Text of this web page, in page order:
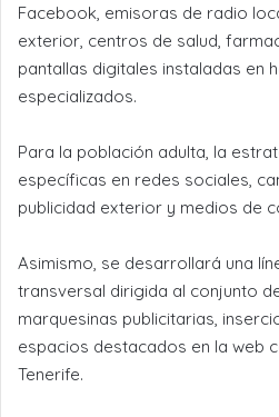
Facebook, emisoras de radio
exterior, centros de salud,
pantallas digitales instaladas en
especializados.
Para la población adulta, la
específicas en redes sociales,
publicidad exterior y medios de
Asimismo, se desarrollará una
transversal dirigida al conjunto
marquesinas publicitarias,
espacios destacados en la web
Tenerife.